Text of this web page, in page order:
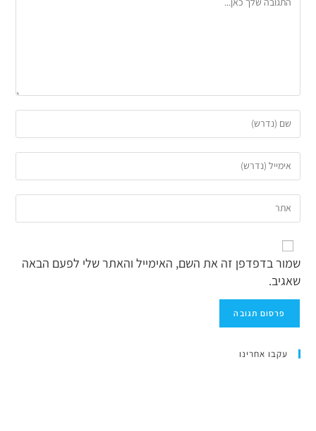
שמור בדפדפן זה את השם, האימייל והאתר שלי לפעם הבאה
שאגיב.
עקבו אחרינו